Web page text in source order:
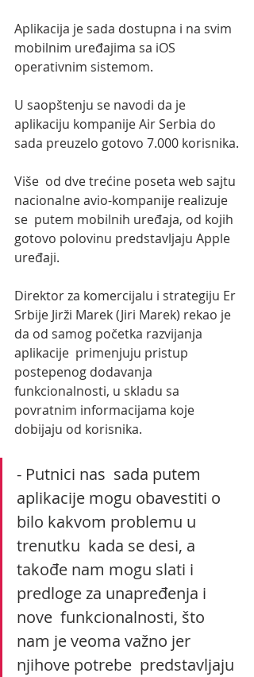
Aplikacija je sada dostupna i na svim
mobilnim uređajima sa iOS
operativnim sistemom.
U saopštenju se navodi da je
aplikaciju kompanije Air Serbia do
sada preuzelo gotovo 7.000 korisnika.
Više  od dve trećine poseta web sajtu
nacionalne avio-kompanije realizuje
se  putem mobilnih uređaja, od kojih
gotovo polovinu predstavljaju Apple
uređaji.
Direktor za komercijalu i strategiju Er
Srbije Jirži Marek (Jiri Marek) rekao je
da od samog početka razvijanja
aplikacije  primenjuju pristup
postepenog dodavanja
funkcionalnosti, u skladu sa
povratnim informacijama koje
dobijaju od korisnika.
- Putnici nas  sada putem
aplikacije mogu obavestiti o
bilo kakvom problemu u
trenutku  kada se desi, a
takođe nam mogu slati i
predloge za unapređenja i
nove  funkcionalnosti, što
nam je veoma važno jer
njihove potrebe  predstavljaju